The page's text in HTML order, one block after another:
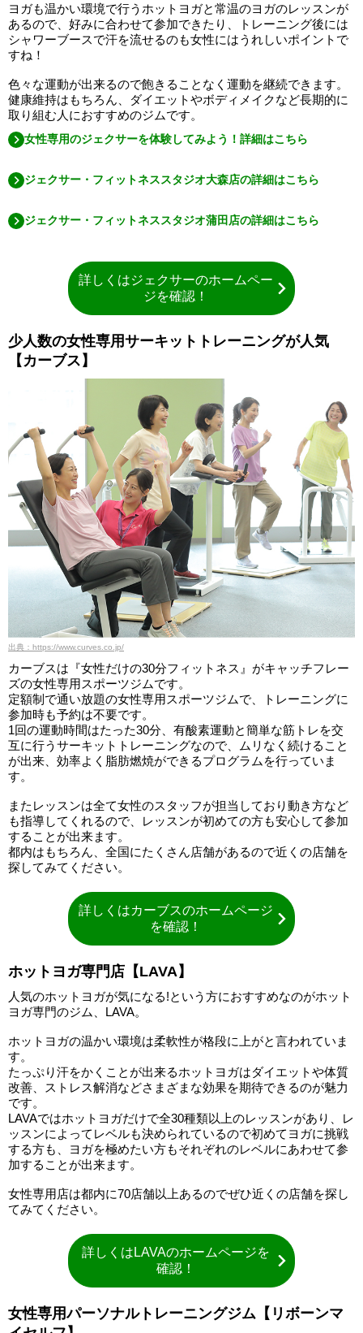
ヨガも温かい環境で行うホットヨガと常温のヨガのレッスンが
あるので、好みに合わせて参加できたり、トレーニング後には
シャワーブースで汗を流せるのも女性にはうれしいポイントで
すね！
色々な運動が出来るので飽きることなく運動を継続できます。
健康維持はもちろん、ダイエットやボディメイクなど長期的に
取り組む人におすすめのジムです。
女性専用のジェクサーを体験してみよう！詳細はこちら
ジェクサー・フィットネススタジオ大森店の詳細はこちら
ジェクサー・フィットネススタジオ蒲田店の詳細はこちら
詳しくはジェクサーのホームペー
ジを確認！
少人数の女性専用サーキットトレーニングが人気
【カーブス】
出典：https://www.curves.co.jp/
カーブスは『女性だけの30分フィットネス』がキャッチフレー
ズの女性専用スポーツジムです。
定額制で通い放題の女性専用スポーツジムで、トレーニングに
参加時も予約は不要です。
1回の運動時間はたった30分、有酸素運動と簡単な筋トレを交
互に行うサーキットトレーニングなので、ムリなく続けること
が出来、効率よく脂肪燃焼ができるプログラムを行っていま
す。
またレッスンは全て女性のスタッフが担当しており動き方など
も指導してくれるので、レッスンが初めての方も安心して参加
することが出来ます。
都内はもちろん、全国にたくさん店舗があるので近くの店舗を
探してみてください。
詳しくはカーブスのホームページ
を確認！
ホットヨガ専門店【LAVA】
人気のホットヨガが気になる!という方におすすめなのがホット
ヨガ専門のジム、LAVA。
ホットヨガの温かい環境は柔軟性が格段に上がと言われていま
す。
たっぷり汗をかくことが出来るホットヨガはダイエットや体質
改善、ストレス解消などさまざまな効果を期待できるのが魅力
です。
LAVAではホットヨガだけで全30種類以上のレッスンがあり、レ
ッスンによってレベルも決められているので初めてヨガに挑戦
する方も、ヨガを極めたい方もそれぞれのレベルにあわせて参
加することが出来ます。
女性専用店は都内に70店舗以上あるのでぜひ近くの店舗を探し
てみてください。
詳しくはLAVAのホームページを
確認！
女性専用パーソナルトレーニングジム【リボーンマ